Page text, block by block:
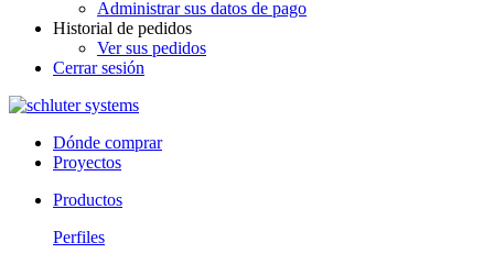
Administrar sus datos de pago
Historial de pedidos
Ver sus pedidos
Cerrar sesión
Dónde comprar
Proyectos
Productos
Perfiles